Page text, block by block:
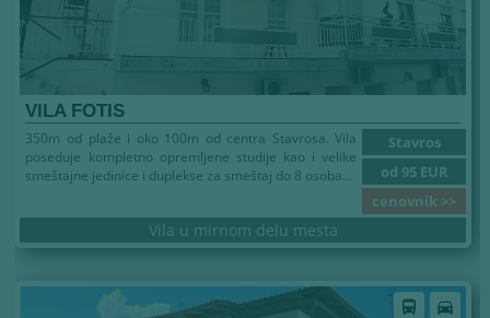
VILA FOTIS
Stavros
od 95 EUR
cenovnik >>
350m od plaže i oko 100m od centra Stavrosa. Vila
poseduje kompletno opremljene studije kao i velike
smeštajne jedinice i duplekse za smeštaj do 8 osoba...
Vila u mirnom delu mesta
directions_bus directions_car